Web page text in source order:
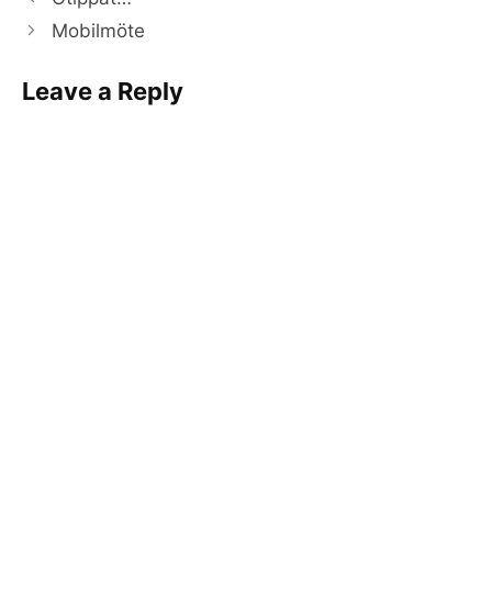
Mobilmöte
Leave a Reply